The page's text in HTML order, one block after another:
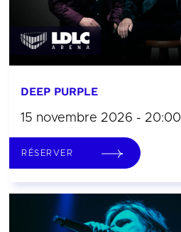
DEEP PURPLE
15 novembre 2026 - 20:00
RÉSERVER